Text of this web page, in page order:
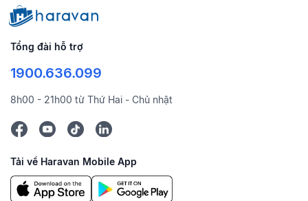
Tổng đài hỗ trợ
1900.636.099
8h00 - 21h00 từ Thứ Hai - Chủ nhật
Tải về Haravan Mobile App